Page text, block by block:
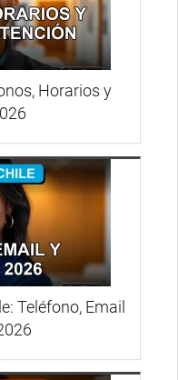
Horarios y
Teléfono, Email